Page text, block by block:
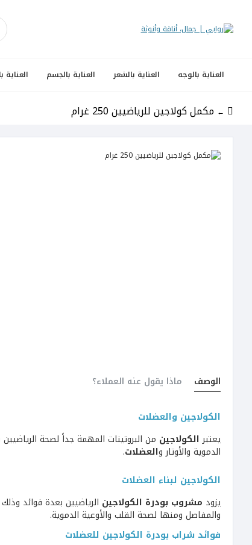
العناية بالوجه العناية بالشعر العناية بالجسم العناية
مكمل كولاجين للرياضيين 250 غرام
الوصف ماذا يقول عنه العملاء؟
الكولاجين والعضلات
يعتبر الكولاجين من البروتينات المهمة جداً لصحة
الدموية والأوتار والعضلات.
الكولاجين لبناء العضلات
يزود مشروب بودرة الكولاجين الرياضيين بعدة فوائد
والمفاصل ومنها لصحة القلب والأوعية الدموية.
فوائد شراب بودرة الكولاجين للعضلات